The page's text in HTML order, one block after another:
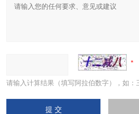
请输入计算结果（填写阿拉伯数字），如：